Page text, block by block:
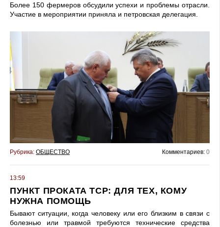
Более 150 фермеров обсудили успехи и проблемы отрас­ли.
Участие в мероприятии приняла и петровская делегация.
Рубрика: ОБЩЕСТВО Комментариев: 0
13:59
ПУНКТ ПРОКАТА ТСР: ДЛЯ ТЕХ, КОМУ
НУЖНА ПОМОЩЬ
Бывают ситуации, когда че­ловеку или его близким в связи с
болезнью или травмой тре­буются технические средства